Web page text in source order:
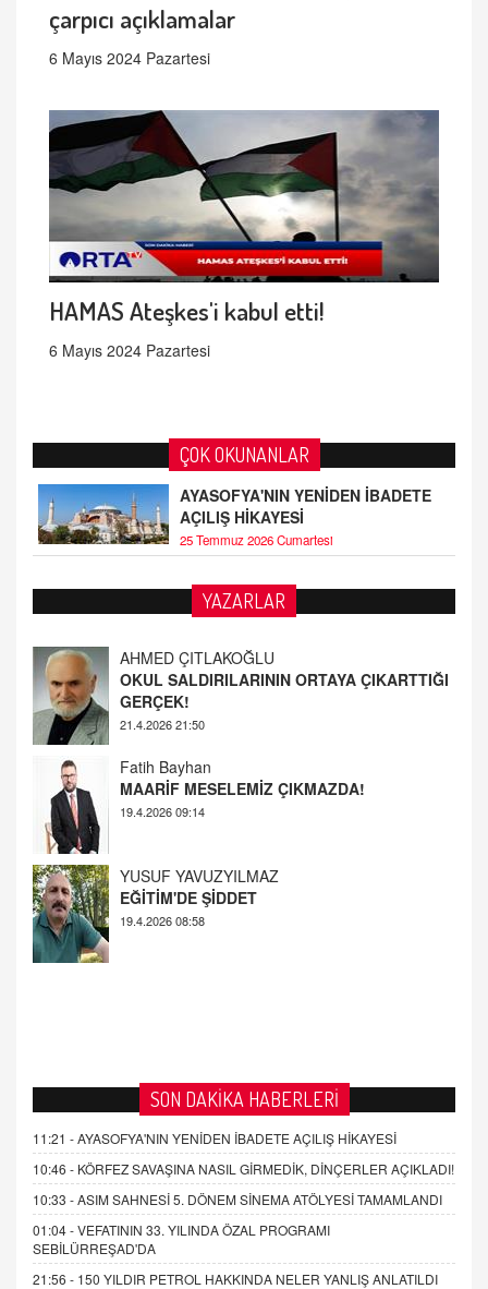
çarpıcı açıklamalar
6 Mayıs 2024 Pazartesi
HAMAS Ateşkes'i kabul etti!
6 Mayıs 2024 Pazartesi
ÇOK OKUNANLAR
AYASOFYA'NIN YENİDEN İBADETE
AÇILIŞ HİKAYESİ
25 Temmuz 2026 Cumartesi
YAZARLAR
AHMED ÇITLAKOĞLU
GERÇEK!
21.4.2026 21:50
Fatih Bayhan
19.4.2026 09:14
19.4.2026 08:58
SON DAKİKA HABERLERİ
11:21 -AYASOFYA'NIN YENİDEN İBADETE AÇILIŞ HİKAYESİ
10:46 - KÖRFEZ SAVAŞINA NASIL GİRMEDİK, DİNÇERLER AÇIKLADI!
10:33 -ASIM SAHNESİ 5. DÖNEM SİNEMA ATÖLYESİ TAMAMLANDI
01:04 -VEFATININ 33. YILINDA ÖZAL PROGRAMI
SEBİLÜRREŞAD'DA
21:56 - 150 YILDIR PETROL HAKKINDA NELER YANLIŞ ANLATILDI